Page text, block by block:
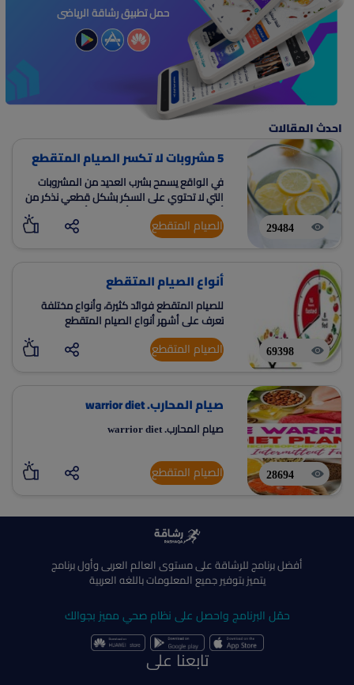
حمل تطبيق رشاقة الرياضى
احدث المقالات
29484
5 مشروبات لا تكسر الصيام المتقطع
في الواقع يسمح بشرب العديد من المشروبات
التي لا تحتوي على السكر بشكل قطعي نذكر من
أهم هذه المشروبات وأشهرها وأكثرها فائدة
وأهمية خلال هذه الفترة هي الماء
الصيام المتقطع
69398
أنواع الصيام المتقطع
للصيام المتقطع فوائد كثيرة، وأنواع مختلفة
تعرف على أشهر أنواع الصيام المتقطع
الصيام المتقطع
28694
صيام المحارب. warrior diet
صيام المحارب. warrior diet
الصيام المتقطع
أفضل برنامج للرشاقة على مستوى العالم العربى وأول برنامج
يتميز بتوفير جميع المعلومات باللغه العربية
حمّل البرنامج واحصل على نظام صحي مميز بجوالك
تابعنا على